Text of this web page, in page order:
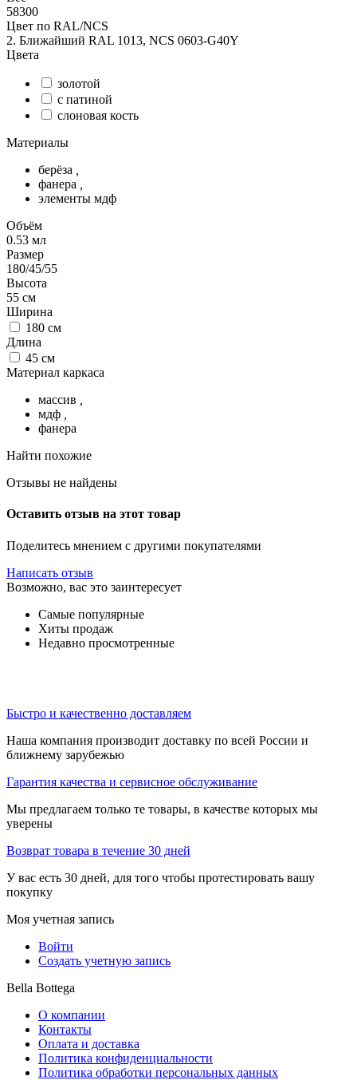
58300
Цвет по RAL/NCS
2. Ближайший RAL 1013, NCS 0603-G40Y
Цвета
золотой
с патиной
слоновая кость
Материалы
берёза
фанера
элементы мдф
Объём
0.53 мл
Размер
180/45/55
Высота
55 см
Ширина
180 см
Длина
45 см
Материал каркаса
массив
мдф
фанера
Найти похожие
Отзывы не найдены
Оставить отзыв на этот товар
Поделитесь мнением с другими покупателями
Написать отзыв
Возможно, вас это заинтересует
Самые популярные
Хиты продаж
Недавно просмотренные
Быстро и качественно доставляем
Наша компания производит доставку по всей России и
ближнему зарубежью
Гарантия качества и сервисное обслуживание
Мы предлагаем только те товары, в качестве которых мы
уверены
Возврат товара в течение 30 дней
У вас есть 30 дней, для того чтобы протестировать вашу
покупку
Моя учетная запись
Войти
Создать учетную запись
Bella Bottega
О компании
Контакты
Оплата и доставка
Политика конфиденциальности
Политика обработки персональных данных